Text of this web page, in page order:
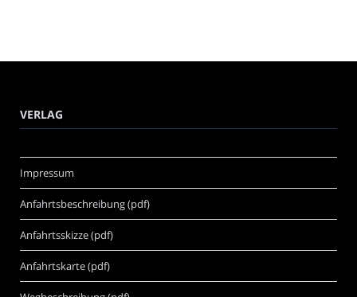
VERLAG
Impressum
Anfahrtsbeschreibung (pdf)
Anfahrtsskizze (pdf)
Anfahrtskarte (pdf)